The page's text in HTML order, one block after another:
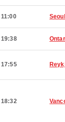
11:00 Seoul
19:38
17:55
18:32